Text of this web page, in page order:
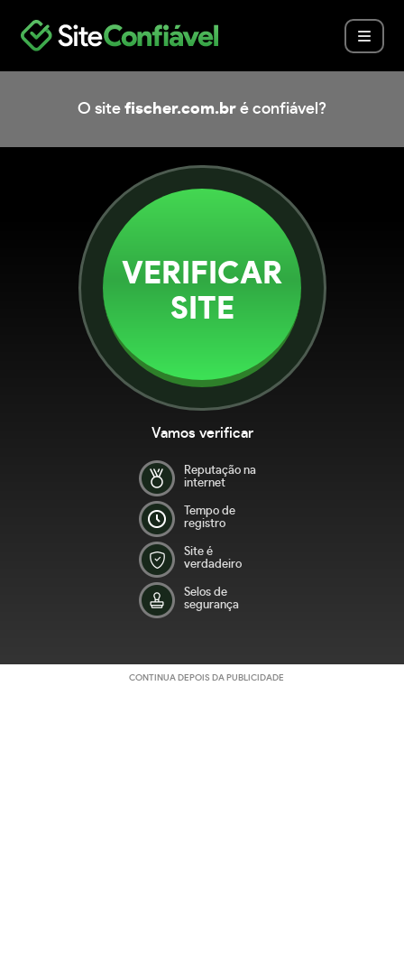
O site fischer.com.br é confiável?
VERIFICAR
SITE
Vamos verificar
Reputação na
internet
Tempo de
registro
Site é
verdadeiro
Selos de
segurança
CONTINUA DEPOIS DA PUBLICIDADE